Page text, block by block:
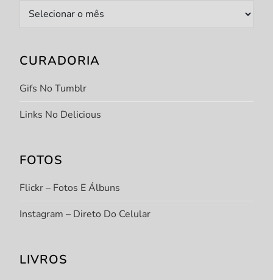
Arquivo
CURADORIA
Gifs No Tumblr
Links No Delicious
FOTOS
Flickr – Fotos E Álbuns
Instagram – Direto Do Celular
LIVROS